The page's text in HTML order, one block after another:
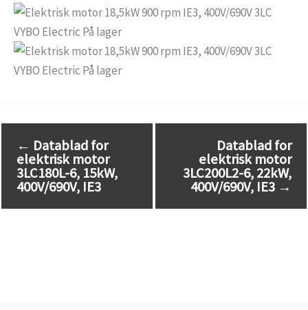
← Datablad for
elektrisk motor
3LC180L-6, 15kW,
400V/690V, IE3
Datablad for
elektrisk motor
3LC200L2-6, 22kW,
400V/690V, IE3 →